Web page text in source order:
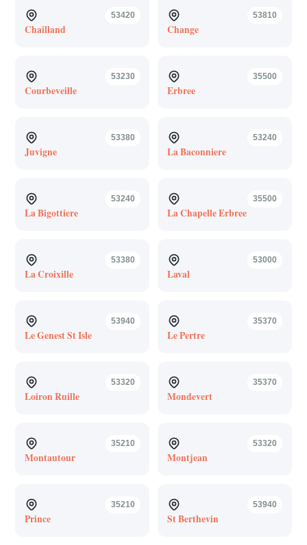
53420
Chailland
53810
Change
53230
Courbeveille
35500
Erbree
53380
Juvigne
53240
La Baconniere
53240
La Bigottiere
35500
La Chapelle Erbree
53380
La Croixille
53000
Laval
53940
Le Genest St Isle
35370
Le Pertre
53320
Loiron Ruille
35370
Mondevert
35210
Montautour
53320
Montjean
35210
Prince
53940
St Berthevin